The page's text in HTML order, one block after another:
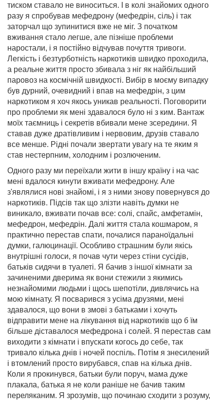
тиском ставало не виноситься. І в колі знайомих одного
разу я спробував мефедрону (мефедрін, сіль) і так
заторчал що зупинитися вже не міг. З початком
вживання стало легше, але пізніше проблеми
наростали, і я постійно відчував почуття тривоги.
Легкість і безтурботність наркотиків швидко проходила,
а реальне життя просто збивала з ніг як найбільший
паровоз на космічній швидкості. Вибір в моєму випадку
був дурний, очевидний і впав на мефедрін, з цим
наркотиком я хоч якось уникав реальності. Поговорити
про проблеми як мені здавалося було ні з ким. Вантаж
моїх таємниць і секретів вбивали мене зсередини. Я
ставав дуже дратівливим і нервовим, друзів ставало
все менше. Рідні почали звертати увагу на те яким я
став нестерпним, холодним і розлюченим.
Одного разу ми переїхали жити в іншу країну і на час
мені вдалося кинути вживати мефедрону. Але
з'являлися нові знайомі, і я з ними знову повернувся до
наркотиків. Підсів так що злізти навіть думки не
виникало, вживати почав все: солі, спайс, амфетамін,
мефедрон, мефедрін. Далі життя стала кошмаром, я
практично перестав спати, почалися параноїдальні
думки, галюцинації. Особливо страшним були якісь
внутрішні голоси, я почав чути через стіни сусідів,
батьків сидячи в туалеті. Я бачив з іншої кімнати за
зачиненими дверима як вони стежили з якимись
незнайомими людьми і щось шепотіли, дивлячись на
мою кімнату. Я посварився з усіма друзями, мені
здавалося, що вони в змові з батьками і хочуть
відправити мене на лікування від наркотиків що б їм
більше діставалося мефедрона і солей. Я перестав сам
виходити з кімнати і впускати когось до себе, так
тривало кілька днів і ночей поспіль. Потім я знесилений
і втомлений просто вирубався, спав на кілька днів.
Коли я прокинувся, батьки були поруч, мама дуже
плакала, батька я не коли раніше не бачив таким
переляканим. Я зрозумів, що починаю сходити з розуму,